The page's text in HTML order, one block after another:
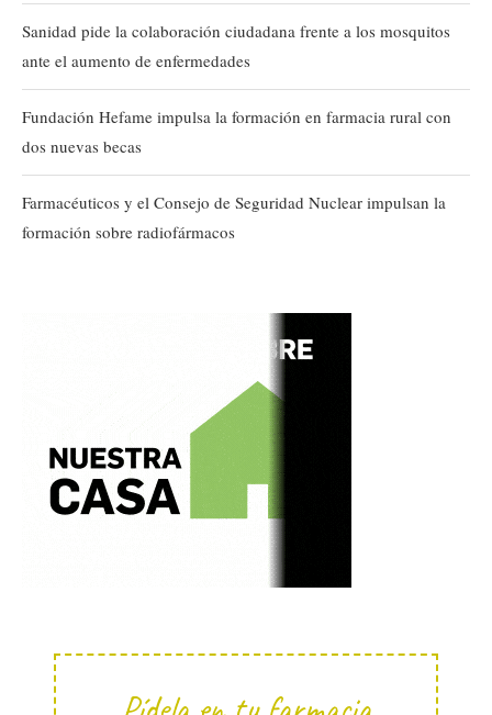
Sanidad pide la colaboración ciudadana frente a los mosquitos
ante el aumento de enfermedades
Fundación Hefame impulsa la formación en farmacia rural con
dos nuevas becas
Farmacéuticos y el Consejo de Seguridad Nuclear impulsan la
formación sobre radiofármacos